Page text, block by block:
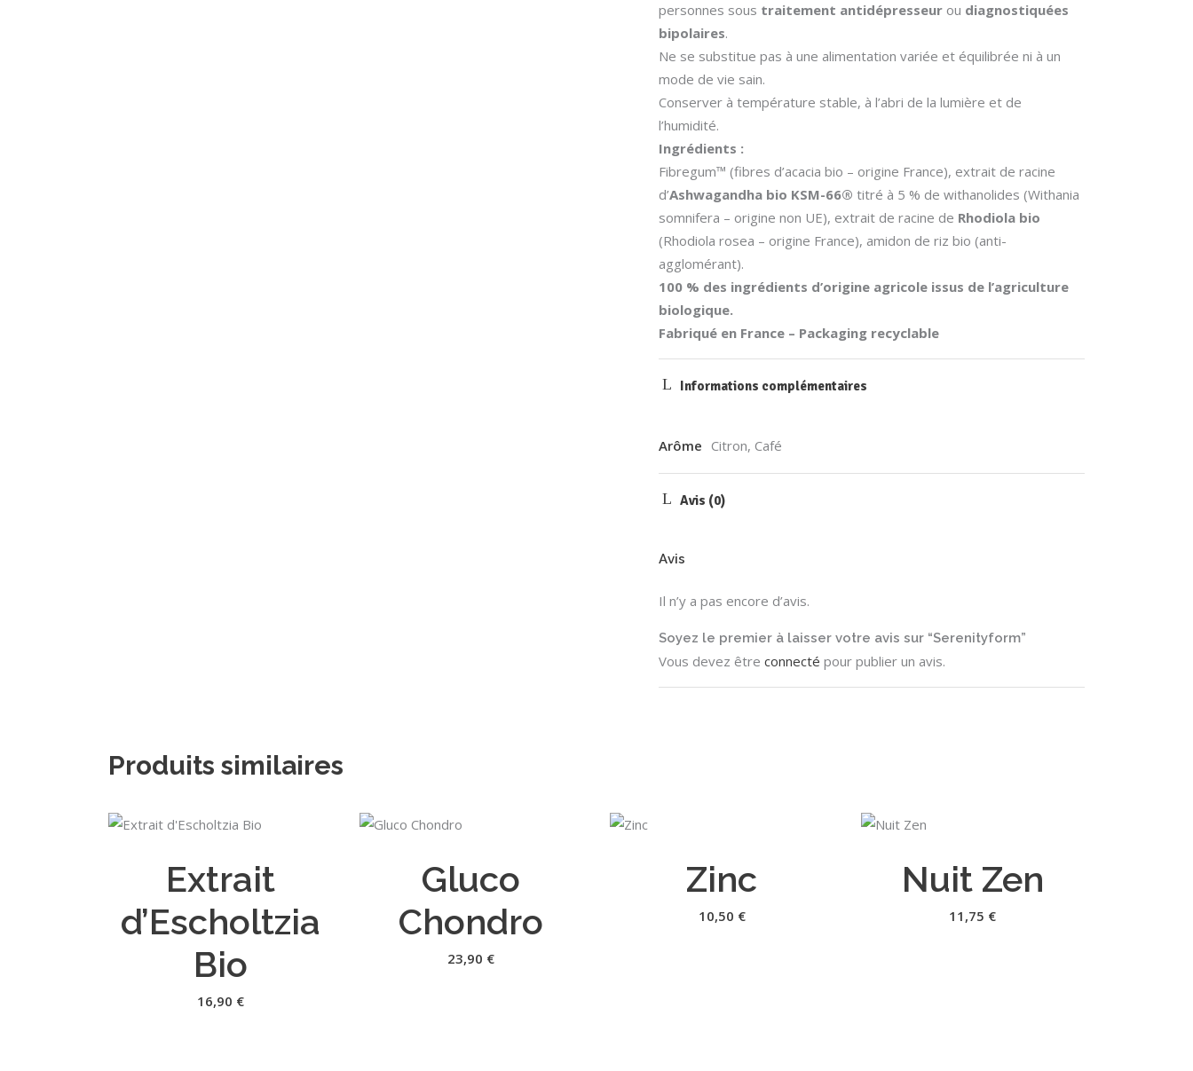
personnes sous traitement antidépresseur ou diagnostiquées
bipolaires.
Ne se substitue pas à une alimentation variée et équilibrée ni à un
mode de vie sain.
Conserver à température stable, à l’abri de la lumière et de
l’humidité.
Ingrédients :
Fibregum™ (fibres d’acacia bio – origine France), extrait de racine
d’Ashwagandha bio KSM-66® titré à 5 % de withanolides (Withania
somnifera – origine non UE), extrait de racine de Rhodiola bio
(Rhodiola rosea – origine France), amidon de riz bio (anti-
agglomérant).
100 % des ingrédients d’origine agricole issus de l’agriculture
biologique.
Fabriqué en France – Packaging recyclable
Informations complémentaires
Arôme Citron, Café
Avis (0)
Avis
Il n’y a pas encore d’avis.
Soyez le premier à laisser votre avis sur “Serenityform”
Vous devez être connecté pour publier un avis.
Produits similaires
Extrait
d’Escholtzia
Bio
16,90 €
Gluco
Chondro
23,90 €
Zinc
10,50 €
Nuit Zen
11,75 €